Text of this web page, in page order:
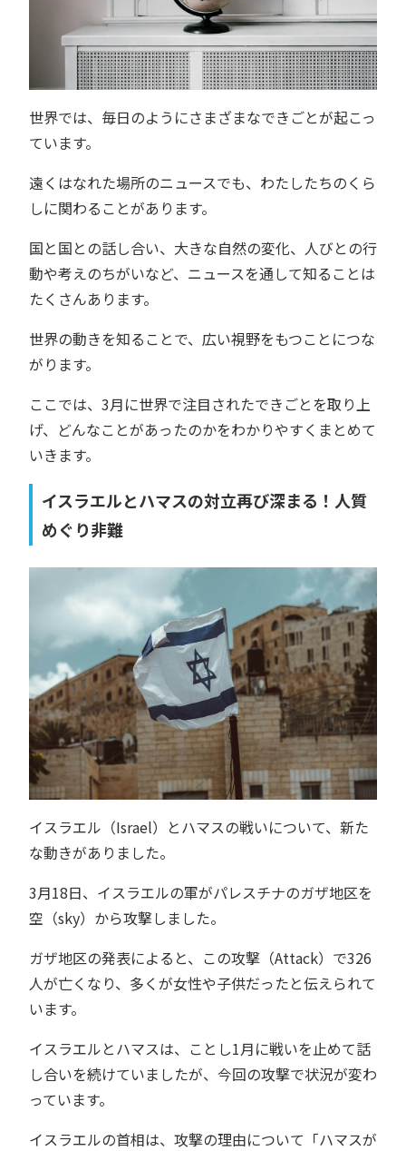
世界では、毎日のようにさまざまなできごとが起こっ
ています。
遠くはなれた場所のニュースでも、わたしたちのくら
しに関わることがあります。
国と国との話し合い、大きな自然の変化、人びとの行
動や考えのちがいなど、ニュースを通して知ることは
たくさんあります。
世界の動きを知ることで、広い視野をもつことにつな
がります。
ここでは、3月に世界で注目されたできごとを取り上
げ、どんなことがあったのかをわかりやすくまとめて
いきます。
イスラエルとハマスの対立再び深まる！人質
めぐり非難
イスラエル（Israel）とハマスの戦いについて、新た
な動きがありました。
3月18日、イスラエルの軍がパレスチナのガザ地区を
空（sky）から攻撃しました。
ガザ地区の発表によると、この攻撃（Attack）で326
人が亡くなり、多くが女性や子供だったと伝えられて
います。
イスラエルとハマスは、ことし1月に戦いを止めて話
し合いを続けていましたが、今回の攻撃で状況が変わ
っています。
イスラエルの首相は、攻撃の理由について「ハマスが